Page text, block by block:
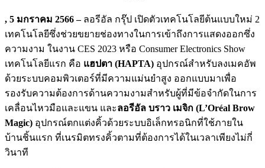
, 5 มกราคม 2566 – ลอรีอัล กรุ๊ป เปิดตัวเทคโนโลยีต้นแบบใหม่ 2
เทคโนโลยีซึ่งช่วยขยายช่องทางในการเข้าถึงการแสดงออกซึ่ง
ความงาม ในงาน CES 2023 หรือ Consumer Electronics Show
เทคโนโลยีแรก คือ แฮปตา (HAPTA) อุปกรณ์สำหรับลงเมคอัพ
ด้วยระบบคอมพิวเตอร์ที่มีความแม่นยำสูง ออกแบบมาเพื่อ
รองรับความต้องการด้านความงามสำหรับผู้ที่มีข้อจำกัดในการ
เคลื่อนไหวมือและแขน และลอรีอัล บราว เมจิก (L’Oréal Brow
Magic) อุปกรณ์ตกแต่งคิ้วด้วยระบบอิเล็กทรอนิกที่ใช้ภายใน
บ้านชิ้นแรก ที่เนรมิตทรงคิ้วตามที่ต้องการได้ในเวลาเพียงไม่กี่
วินาที